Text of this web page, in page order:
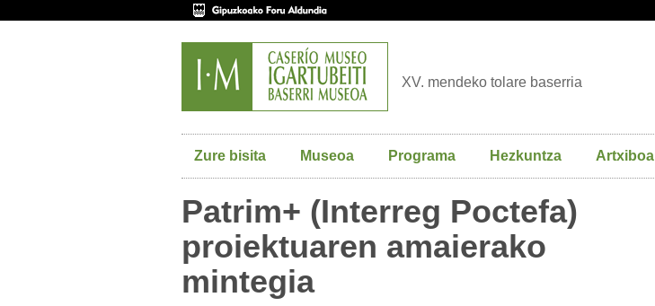
XV. mendeko tolare baserria
Zure bisita Museoa Programa Hezkuntza Artxiboa
Patrim+ (Interreg Poctefa)
proiektuaren amaierako
mintegia